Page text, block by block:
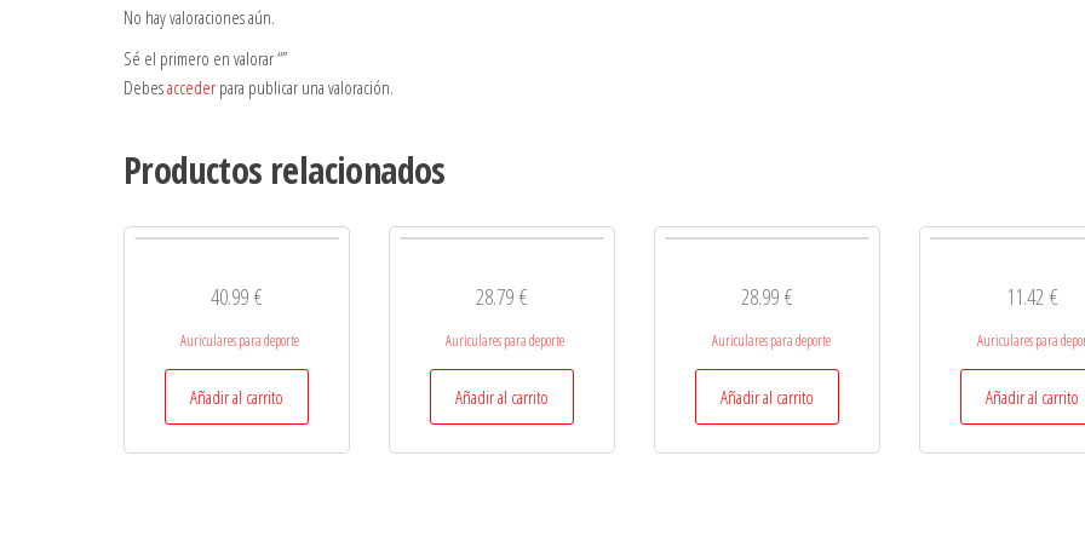
No hay valoraciones aún.
Sé el primero en valorar “”
Debesacceder para publicar una valoración.
Productos relacionados
40.99 €
Auriculares para deporte
Añadir al carrito
28.79 €
Auriculares para deporte
Añadir al carrito
28.99€
Auriculares para deporte
Añadir al carrito
11.42€
Auriculares para
Añadir al carrito